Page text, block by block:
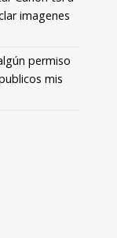
imagenes
permiso
mis